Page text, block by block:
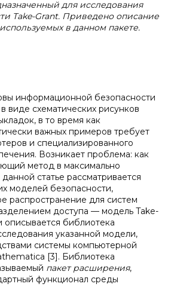
для исследования
Take-Grant. Приведено описание
в данном пакете.
информационной безопасности
виде схематических рисунков
в то время как
важных примеров требует
и специализированного
Возникает проблема: как
метод в максимально
статье рассматривается
моделей безопасности,
распространение для систем
доступа — модель Take-
описывается библиотека
указанной модели,
системы компьютерной
[3]. Библиотека
пакет расширения,
функционал среды